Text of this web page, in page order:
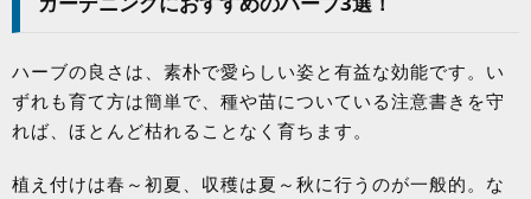
ハーブの良さは、素朴で愛らしい姿と有益な効能です。い
ずれも育て方は簡単で、種や苗についている注意書きを守
れば、ほとんど枯れることなく育ちます。
植え付けは春～初夏、収穫は夏～秋に行うのが一般的。な